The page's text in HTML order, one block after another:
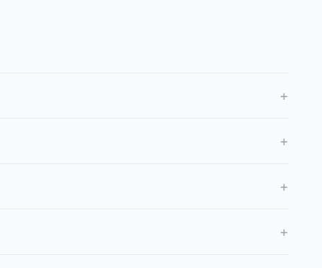
+
+
+
+